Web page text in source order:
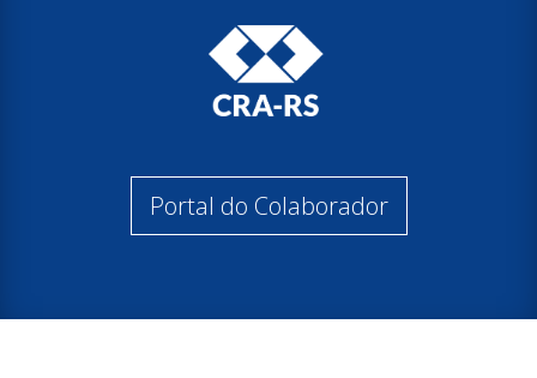
Portal do Colaborador